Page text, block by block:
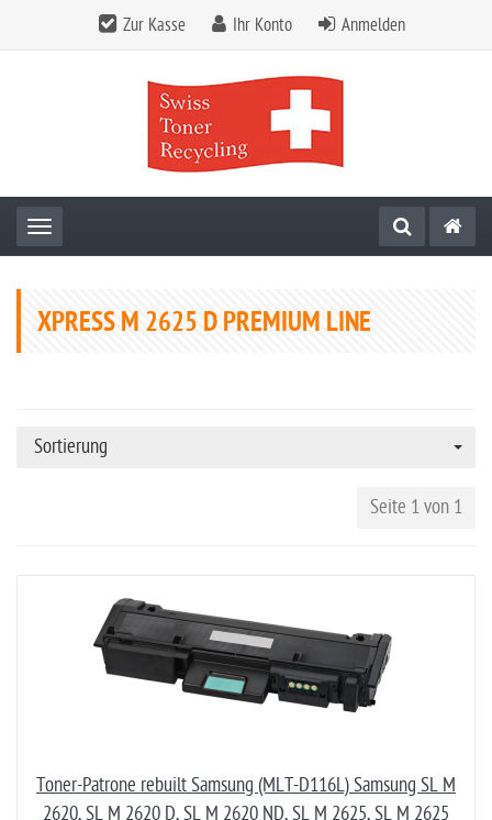
Zur Kasse Ihr Konto Anmelden
Toggle navigation
XPRESS M 2625 D PREMIUM LINE
Sortierung
Seite 1 von 1
Toner-Patrone rebuilt Samsung (MLT-D116L) Samsung SL M
2620, SL M 2620 D, SL M 2620 ND, SL M 2625, SL M 2625